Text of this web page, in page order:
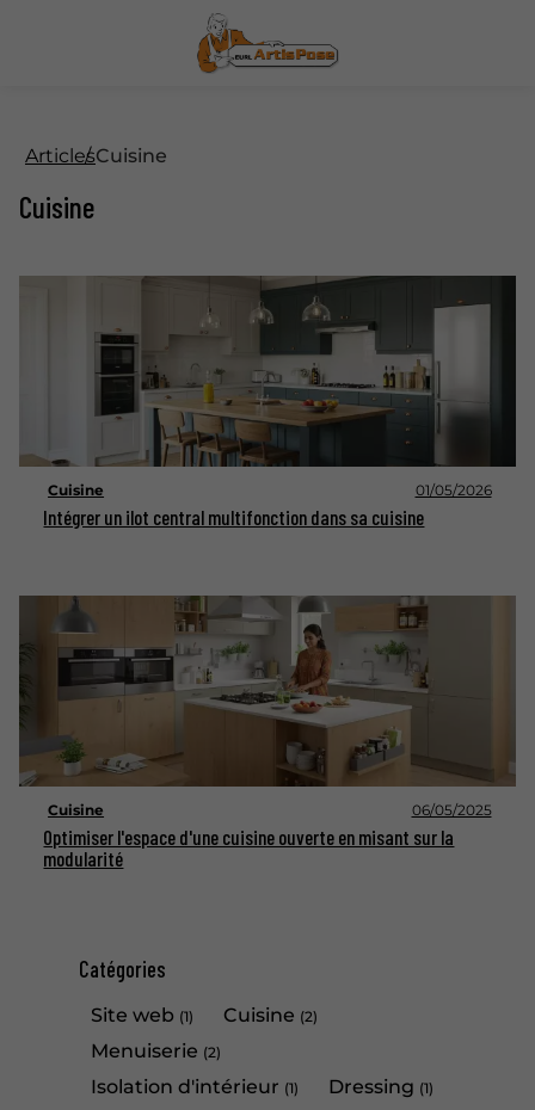
Catégories
Site web (1) Cuisine (2)
Menuiserie (2)
Isolation d'intérieur (1) Dressing (1)
ArticlesCuisine
Cuisine
Cuisine 01/05/2026
Intégrer un ilot central multifonction dans sa cuisine
Cuisine 06/05/2025
Optimiser l'espace d'une cuisine ouverte en misant sur la
modularité